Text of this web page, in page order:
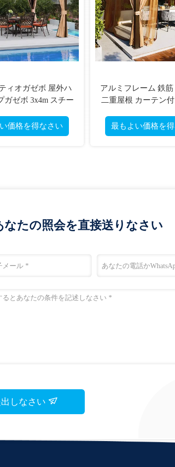
ィオガゼボ 屋外ハ
ガゼボ 3x4m スチー
価格を得なさい
アルミフレーム 鉄
二重屋根 カーテン
最もよい価格を
なたの照会を直接送りなさい
しなさい